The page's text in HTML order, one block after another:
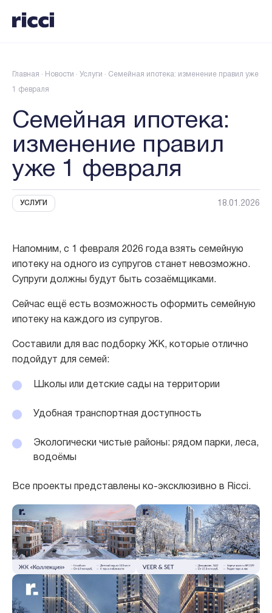
Главная · Новости · Услуги · Семейная ипотека: изменение правил уже
1 февраля
Семейная ипотека:
изменение правил
уже 1 февраля
УСЛУГИ 18.01.2026
Напомним, с 1 февраля 2026 года взять семейную
ипотеку на одного из супругов станет невозможно.
Супруги должны будут быть созаёмщиками.
Сейчас ещё есть возможность оформить семейную
ипотеку на каждого из супругов.
Составили для вас подборку ЖК, которые отлично
подойдут для семей:
Школы или детские сады на территории
Удобная транспортная доступность
Экологически чистые районы: рядом парки, леса,
водоёмы
Все проекты представлены ко-эксклюзивно в Ricci.